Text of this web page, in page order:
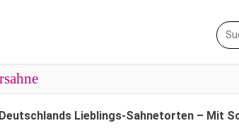
Deutschlands Lieblings-Sahnetorten – Mit